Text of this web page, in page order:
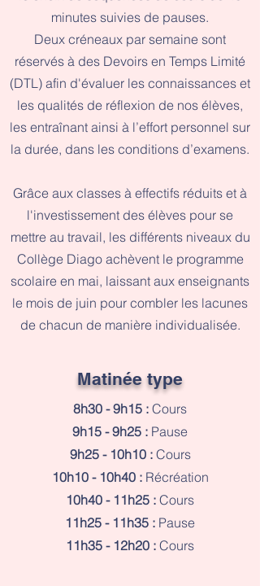
minutes suivies de pauses.
Deux créneaux par semaine sont
réservés à des Devoirs en Temps Limité
(DTL) afin d'évaluer les connaissances et
les qualités de réflexion de nos élèves,
les entraînant ainsi à l’effort personnel sur
la durée, dans les conditions d’examens.
Grâce aux classes à effectifs réduits et à
l'investissement des élèves pour se
mettre au travail, les différents niveaux du
Collège Diago achèvent le programme
scolaire en mai, laissant aux enseignants
le mois de juin pour combler les lacunes
de chacun de manière individualisée.
Matinée type
8h30 - 9h15 : Cours
9h15 - 9h25 : Pause
9h25 - 10h10 :Cours
10h10 - 10h40 :Récréation
10h40 - 11h25 : Cours
11h25 - 11h35 : Pause
11h35 - 12h20 : Cours